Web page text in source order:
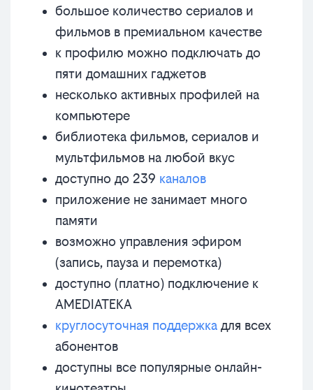
большое количество сериалов и
фильмов в премиальном качестве
к профилю можно подключать до
пяти домашних гаджетов
несколько активных профилей на
компьютере
библиотека фильмов, сериалов и
мультфильмов на любой вкус
доступно до 239 каналов
приложение не занимает много
памяти
возможно управления эфиром
(запись, пауза и перемотка)
доступно (платно) подключение к
AMEDIATEKA
круглосуточная поддержка для всех
абонентов
доступны все популярные онлайн-